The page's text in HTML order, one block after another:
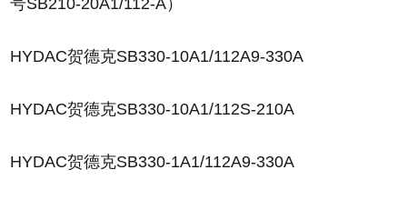
号SB210-20A1/112-A）
HYDAC贺德克SB330-10A1/112A9-330A
HYDAC贺德克SB330-10A1/112S-210A
HYDAC贺德克SB330-1A1/112A9-330A